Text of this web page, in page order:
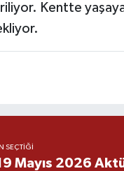
Kentte
SEÇTIĞI
Mayıs 2026